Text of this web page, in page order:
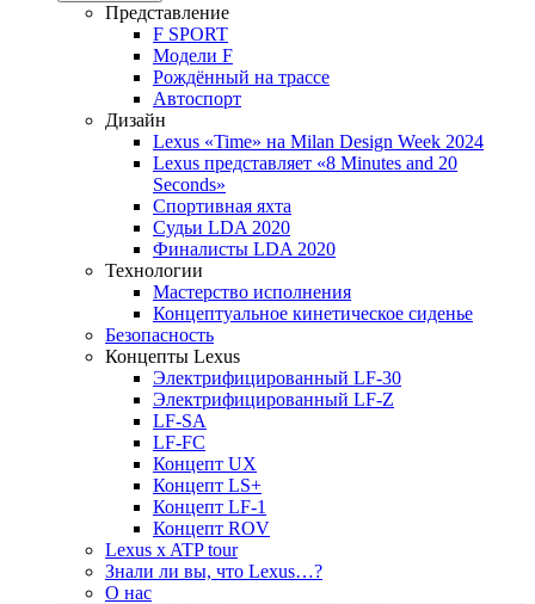
Представление
F SPORT
Модели F
Рождённый на трассе
Автоспорт
Дизайн
Lexus «Time» на Milan Design Week 2024
Lexus представляет «8 Minutes and 20
Seconds»
Спортивная яхта
Судьи LDA 2020
Финалисты LDA 2020
Технологии
Мастерство исполнения
Концептуальное кинетическое сиденье
Безопасность
Концепты Lexus
Электрифицированный LF-30
Электрифицированный LF-Z
LF-SA
LF-FC
Концепт UX
Концепт LS+
Концепт LF-1
Концепт ROV
Lexus x ATP tour
Знали ли вы, что Lexus…?
О нас